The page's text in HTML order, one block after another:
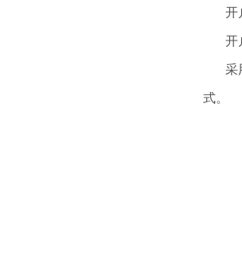
开
开
采
式。